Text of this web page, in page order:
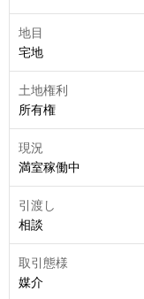
地目
宅地
土地権利
所有権
現況
満室稼働中
引渡し
相談
取引態様
媒介